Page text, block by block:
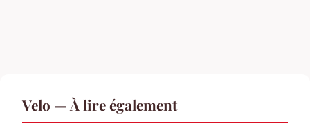
Velo — À lire également